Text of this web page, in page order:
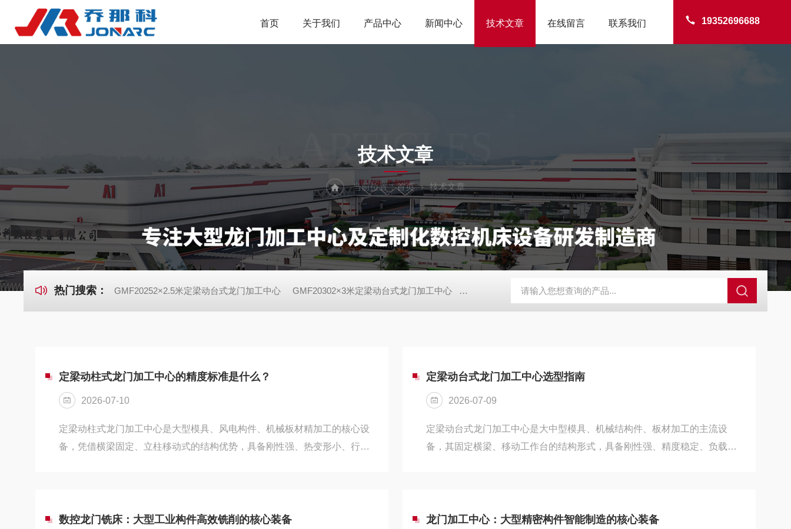
19352696688
首页 关于我们 产品中心 新闻中心 技术文章 在线留言 联系我们
ARTICLES
技术文章
当前位置：首页 技术文章
热门搜索： GMF20252×2.5米定梁动台式龙门加工中心 GMF20302×3米定梁动台式龙门加工中心 GMF20402×4米定梁动台式龙门加工中心 GMF25602.5×6米定梁动台式龙门加工
定梁动柱式龙门加工中心的精度标准是什么？
2026-07-10
定梁动柱式龙门加工中心是大型模具、风电构件、机械板材精加工的核心设
备，凭借横梁固定、立柱移动式的结构优势，具备刚性强、热变形小、行程
配精度。几何精度是机床空载状态下的基础机械精度，为所有加工精度的前
定梁动台式龙门加工中心选型指南
2026-07-09
定梁动台式龙门加工中心是大中型模具、机械结构件、板材加工的主流设
备，其固定横梁、移动工作台的结构形式，具备刚性强、精度稳定、负载能
加工工件尺寸与行程需求确定基础机型参数。选型核心以工作台尺寸、XYZ
数控龙门铣床：大型工业构件高效铣削的核心装备 龙门加工中心：大型精密构件智能制造的核心装备